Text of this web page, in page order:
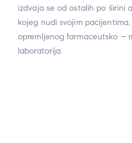
izdvaja se od ostalih po širini
kojeg nudi svojim
opremljenog farmaceutsko –
laboratorija.